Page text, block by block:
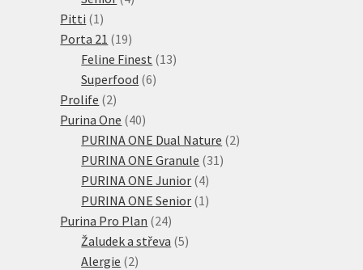
Pitti 1 1
produkt
Porta 21 1919
produktů
Feline Finest 1313
Superfood 66
Prolife 22
produkty
Purina One 4040
produktů
PURINA ONE Dual Nature 22
PURINA ONE Granule 31 31
PURINA ONE Junior 44
produkty
PURINA ONE Senior 1 1
Purina Pro Plan 2424
produktů
Žaludek a střeva 55
Alergie 22